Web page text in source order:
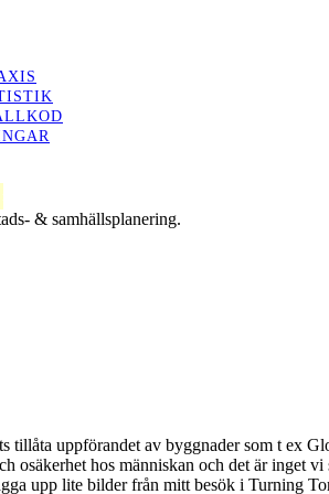
& samhällsplanering.
tillåta uppförandet av byggnader som t ex
hos människan och det är inget vi
upp lite bilder från mitt besök i Turning